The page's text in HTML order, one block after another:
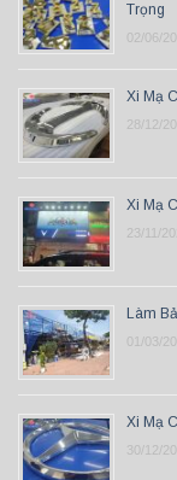
Trọng
02/06/
Xi Mạ
28/12/
Xi Mạ
23/11/
Làm
01/03/
Xi Mạ
30/12/